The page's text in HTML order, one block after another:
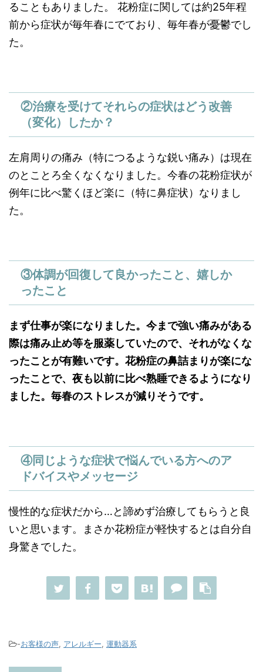
ることもありました。 花粉症に関しては約25年程
前から症状が毎年春にでており、毎年春が憂鬱でし
た。
②治療を受けてそれらの症状はどう改善
（変化）したか？
左肩周りの痛み（特につるような鋭い痛み）は現在
のとことろ全くなくなりました。今春の花粉症状が
例年に比べ驚くほど楽に（特に鼻症状）なりまし
た。
③体調が回復して良かったこと、嬉しか
ったこと
まず仕事が楽になりました。今まで強い痛みがある
際は痛み止め等を服薬していたので、それがなくな
ったことが有難いです。花粉症の鼻詰まりが楽にな
ったことで、夜も以前に比べ熟睡できるようになり
ました。毎春のストレスが減りそうです。
④同じような症状で悩んでいる方へのア
ドバイスやメッセージ
慢性的な症状だから…と諦めず治療してもらうと良
いと思います。まさか花粉症が軽快するとは自分自
身驚きでした。
-お客様の声, アレルギー, 運動器系